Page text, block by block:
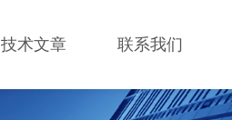
技术文章 联系我们